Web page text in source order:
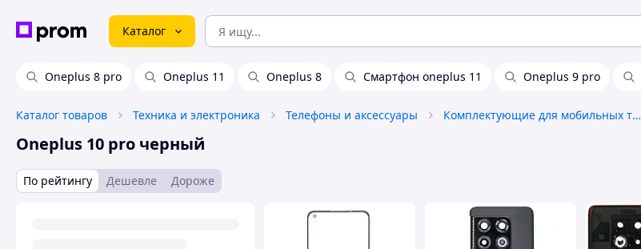
Каталог
Oneplus 8 pro Oneplus 11 Oneplus 8 Смартфон oneplus 11 Oneplus 9 pro
Каталог товаров Техника и электроника Телефоны и аксессуары Комплектующие для мобильных телефонов
Oneplus 10 pro черный
По рейтингу Дешевле Дороже